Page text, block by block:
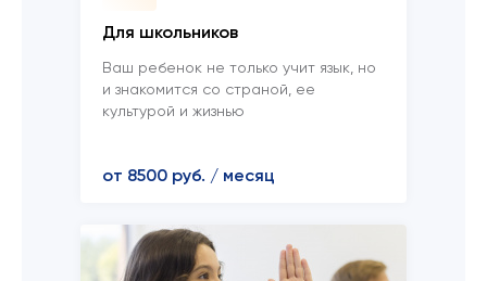
Для школьников
Ваш ребенок не только учит язык, но
и знакомится со страной, ее
культурой и жизнью
от 8500 руб. / месяц